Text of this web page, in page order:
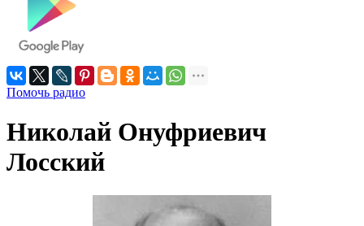
Помочь радио
Николай Онуфриевич
Лосский